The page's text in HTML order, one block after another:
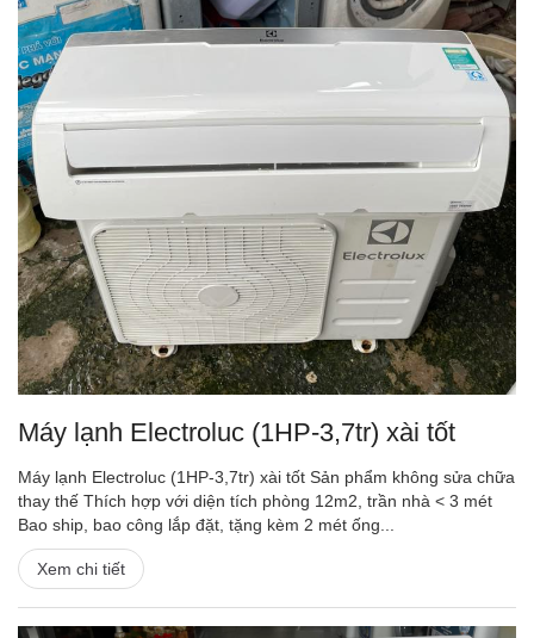
Máy lạnh Electroluc (1HP-3,7tr) xài tốt
Máy lạnh Electroluc (1HP-3,7tr) xài tốt Sản phẩm không sửa chữa
thay thế Thích hợp với diện tích phòng 12m2, trần nhà < 3 mét
Bao ship, bao công lắp đặt, tặng kèm 2 mét ống...
Xem chi tiết